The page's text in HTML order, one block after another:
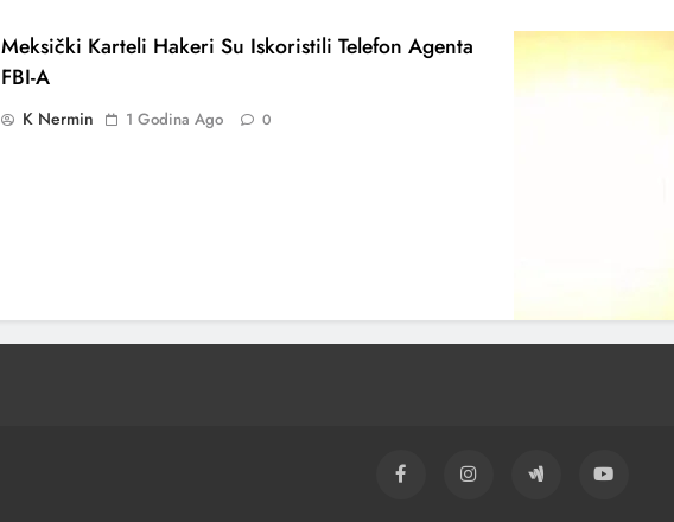
Meksički Karteli Hakeri Su Iskoristili Telefon Agenta
FBI-A
K Nermin 1 Godina Ago 0